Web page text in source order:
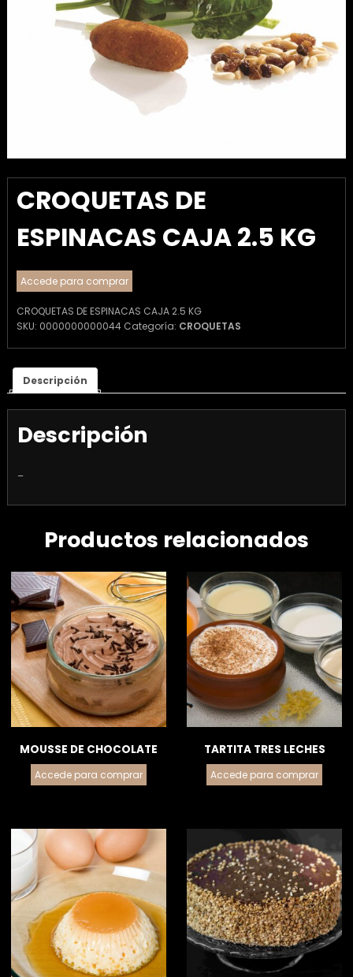
CROQUETAS DE
ESPINACAS CAJA 2.5 KG
Accede para comprar
CROQUETAS DE ESPINACAS CAJA 2.5 KG
SKU: 0000000000044 Categoría: CROQUETAS
Descripción
Descripción
–
Productos relacionados
MOUSSE DE CHOCOLATE
Accede para comprar
TARTITA TRES LECHES
Accede para comprar